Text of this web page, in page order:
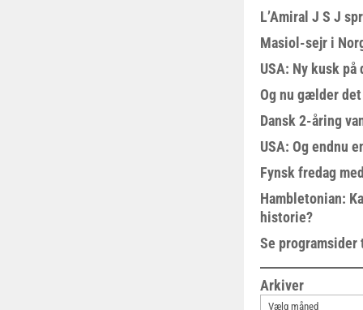
L’Amiral J S J
Masiol-sejr i
USA: Ny kusk på
Og nu gælder
Dansk 2-åring
USA: Og endnu
Fynsk fredag
Hambletonian:
historie?
Se
Arkiver